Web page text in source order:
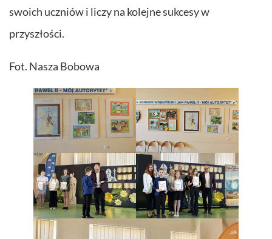
swoich uczniów i liczy na kolejne sukcesy w
przyszłości.
Fot. Nasza Bobowa